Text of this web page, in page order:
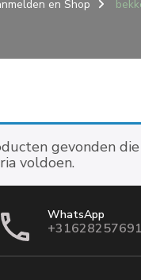
en Shop
gevonden die
voldoen.
WhatsApp
+31628257691